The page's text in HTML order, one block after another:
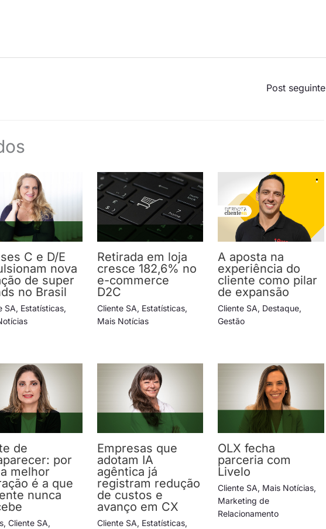
Post seguinte
C e D/E
nova
de super
no Brasil
SA, Estatísticas,
Retirada em loja
cresce 182,6% no
e-commerce
D2C
Cliente SA, Estatísticas,
Mais Notícias
A aposta na
experiência do
cliente como pilar
de expansão
Cliente SA, Destaque,
Gestão
de
por
melhor
é a que
nunca
,Cliente SA,
Empresas que
adotam IA
agêntica já
registram redução
de custos e
avanço em CX
Cliente SA, Estatísticas,
OLX fecha
parceria com
Livelo
Cliente SA, Mais Notícias,
Marketing de
Relacionamento